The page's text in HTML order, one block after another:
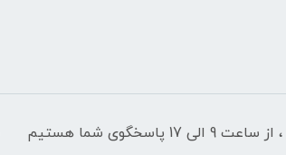
پاسخگوی شما هستیم